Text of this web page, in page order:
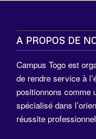
A PROPOS DE
Campus Togo est
de rendre service à
positionnons comme
spécialisé dans
réussite